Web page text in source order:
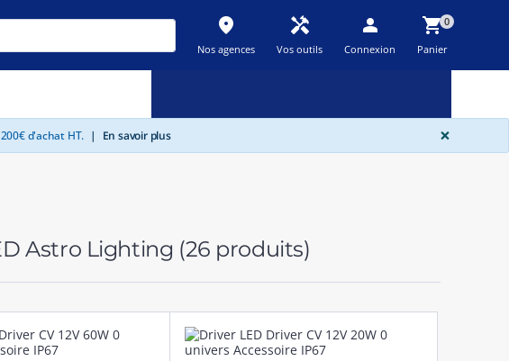
place
Nos agences
handyman
Vos outils
person
Connexion
shopping_cart0
Panier
d'achat HT. | En savoir plus ×
Astro Lighting (26 produits)